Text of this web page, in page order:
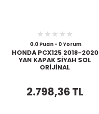
0.0 Puan - 0 Yorum
HONDA PCX125 2018-2020
YAN KAPAK SİYAH SOL
ORİJİNAL
2.798,36 TL